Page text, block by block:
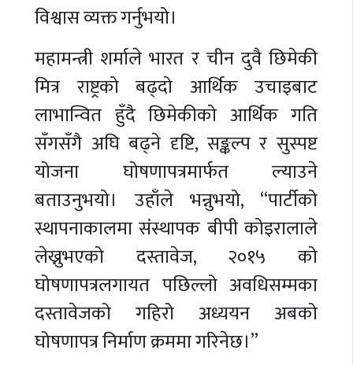
विश्वास व्यक्त गर्नुभयो।
महामन्त्री शर्माले भारत र चीन दुवै छिमेकी
मित्र राष्ट्रको बढ्दो आर्थिक उचाइबाट
लाभान्वित हुँदै छिमेकीको आर्थिक गति
सँगसँगै अघि बढ्ने दृष्टि, सङ्कल्प र सुस्पष्ट
योजना घोषणापत्रमार्फत ल्याउने
बताउनुभयो। उहाँले भन्नुभयो, “पार्टीको
स्थापनाकालमा संस्थापक बीपी कोइरालाले
लेख्नुभएको दस्तावेज, २०१५ को
घोषणापत्रलगायत पछिल्लो अवधिसम्मका
दस्तावेजको गहिरो अध्ययन अबको
घोषणापत्र निर्माण क्रममा गरिनेछ।”